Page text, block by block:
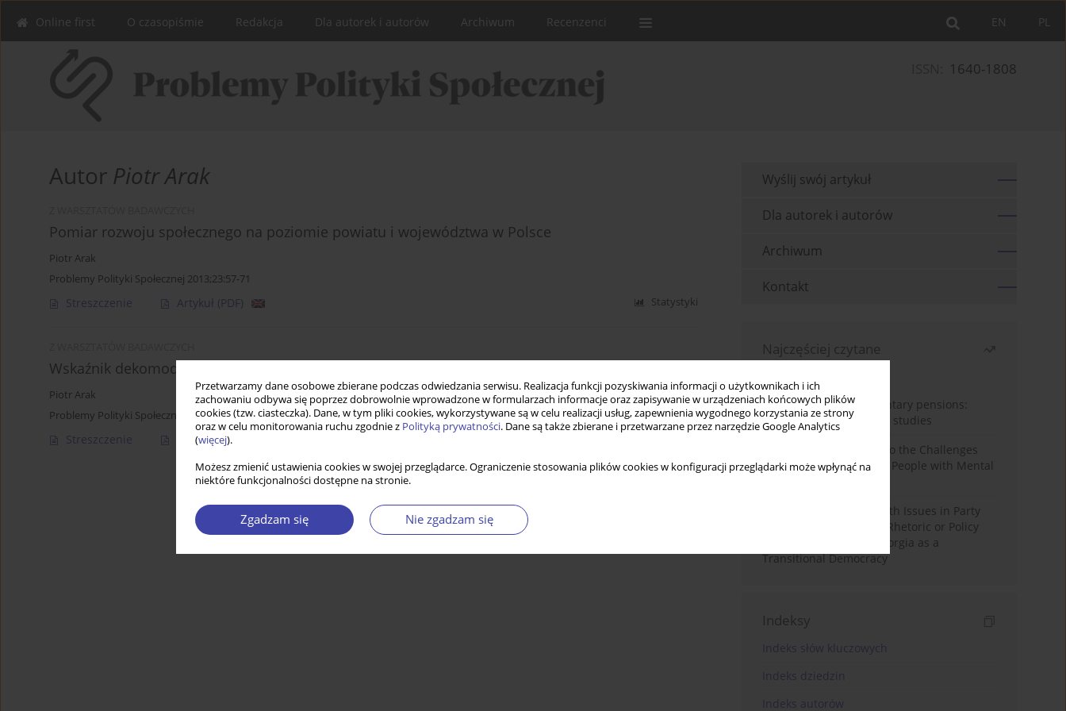
Przetwarzamy dane osobowe zbierane podczas odwiedzania serwisu. Realizacja funkcji pozyskiwania informacji o użytkownikach i ich
zachowaniu odbywa się poprzez dobrowolnie wprowadzone w formularzach informacje oraz zapisywanie w urządzeniach końcowych plików
cookies (tzw. ciasteczka). Dane, w tym pliki cookies, wykorzystywane są w celu realizacji usług, zapewnienia wygodnego korzystania ze strony
oraz w celu monitorowania ruchu zgodnie z Polityką prywatności. Dane są także zbierane i przetwarzane przez narzędzie Google Analytics
(więcej).
Możesz zmienić ustawienia cookies w swojej przeglądarce. Ograniczenie stosowania plików cookies w konfiguracji przeglądarki może wpłynąć na
niektóre funkcjonalności dostępne na stronie.
Zgadzam się Nie zgadzam się
PL
EN
Online first O czasopiśmie Redakcja Dla autorek i autorów Archiwum Recenzenci
1640-1808
Autor Piotr Arak
Pomiar rozwoju społecznego na poziomie powiatu i województwa w Polsce
Piotr Arak
Problemy Polityki Społecznej 2013;23:57-71
Streszczenie Artykuł (PDF) Statystyki
Wskaźnik dekomodyfikacji w 1980 i 2010 r.
Piotr Arak
Problemy Polityki Społecznej 2014;25:125-146
Streszczenie Artykuł(PDF)
Wyślij swój artykuł
Dla autorek i autorów
Archiwum
Kontakt
Najczęściej czytane
Auto-enrolment in voluntary pensions:
Comparative OECD case studies
Bibliometric Insights into the Challenges
and Needs of Homeless People with Mental
The Politicisation of Youth Issues in Party
Programmes: Symbolic Rhetoric or Policy
Priority? The Case of Georgia as a
Transitional Democracy
Indeksy
Indeks słów kluczowych
Indeks dziedzin
Indeks autorów